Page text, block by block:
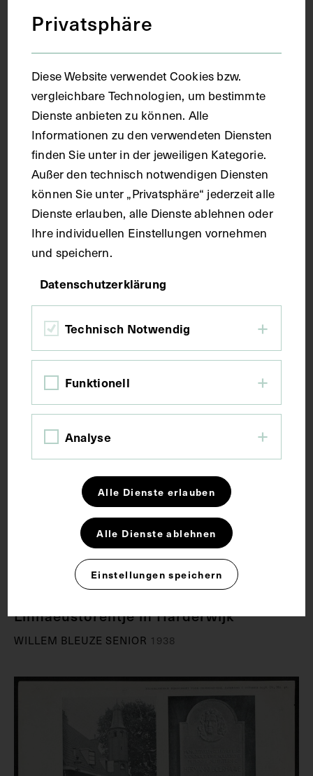
Gedenktafel für Herman Boerhaave am
Linnaeustorentje in Harderwijk
WILLEM BLEUZE SENIOR1938
Linnaeustorentje in Harderwijk
WILLEM BLEUZE SENIOR 1938
Privatsphäre
Diese Website verwendet Cookies bzw.
vergleichbare Technologien, um bestimmte
Dienste anbieten zu können. Alle
Informationen zu den verwendeten Diensten
finden Sie unter in der jeweiligen Kategorie.
Außer den technisch notwendigen Diensten
können Sie unter „Privatsphäre“ jederzeit alle
Dienste erlauben, alle Dienste ablehnen oder
Ihre individuellen Einstellungen vornehmen
und speichern.
Datenschutzerklärung
Technisch Notwendig
Funktionell
Analyse
Alle Dienste erlauben
Alle Dienste ablehnen
Einstellungen speichern